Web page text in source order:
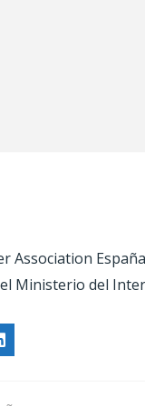
Ministerio del